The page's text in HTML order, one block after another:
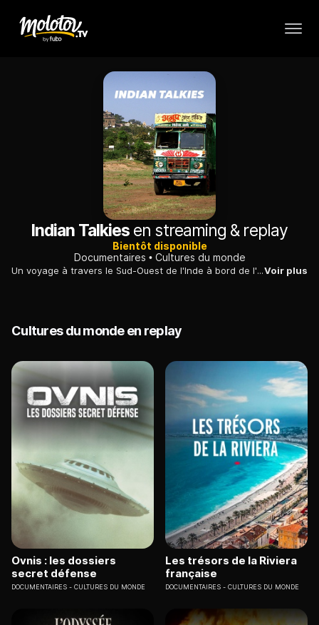
Indian Talkies en streaming & replay
Bientôt disponible
Documentaires
Cultures du monde
Un voyage à travers le Sud-Ouest de l'Inde à bord de l'un des derniers «Touring talkies», des cinémas ambulants qui ont longtemps été la seule source de divertissement.Voir plus
Cultures du monde en replay
Ovnis : les dossiers
secret défense
DOCUMENTAIRES CULTURES DU MONDE
Les trésors de la Riviera
française
DOCUMENTAIRES CULTURES DU MONDE